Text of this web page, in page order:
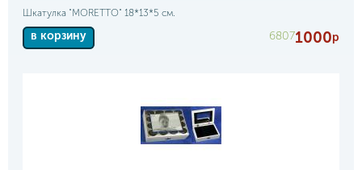
Шкатулка "MORETTO" 18*13*5 см.
в корзину 68071000р